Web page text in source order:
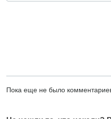
Пока еще не было